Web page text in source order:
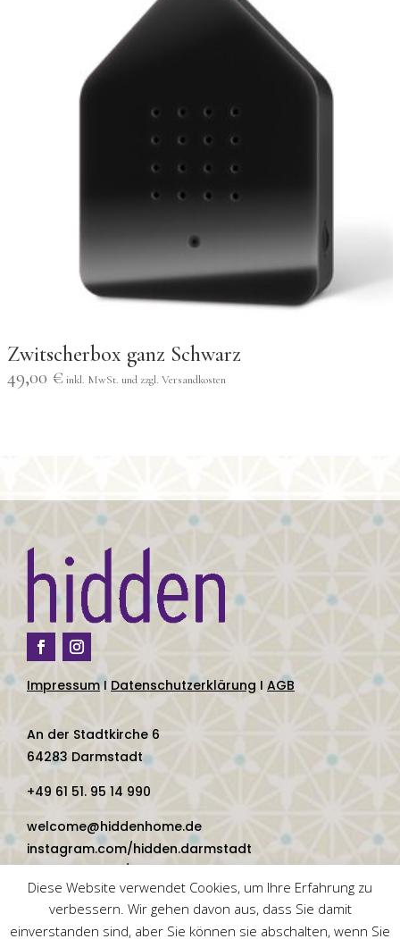
Zwitscherbox ganz Schwarz
49,00 €
ImpressumI Datenschutzerklärung I AGB
An der Stadtkirche 6
64283 Darmstadt
+49 61 51. 95 14 990
welcome@hiddenhome.de
instagram.com/hidden.darmstadt
Diese Website verwendet Cookies, um Ihre Erfahrung zu
verbessern. Wir gehen davon aus, dass Sie damit
einverstanden sind, aber Sie können sie abschalten, wenn Sie